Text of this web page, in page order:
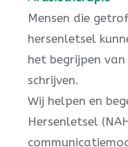
Mensen die
hersenletsel
het begrijpen
schrijven.
Wij helpen en
Hersenletsel